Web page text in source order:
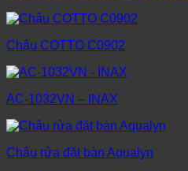
Chậu COTTO C0902
AC-1032VN – INAX
Chậu rửa đặt bàn Aqualyn